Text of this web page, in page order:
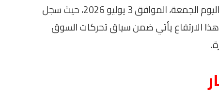
ارتفع سعر الذهب في جمهورية مصر العربية اليوم الجمعة، الموافق 3 يوليو 2026، حيث سجل
الأعيرة. هذا الارتفاع يأتي ضمن سياق تحركات السوق